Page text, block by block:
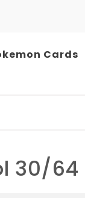
Cards
30/